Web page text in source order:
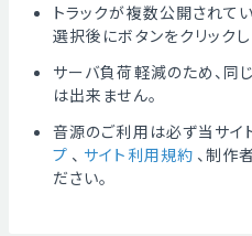
トラックが複数公開されて
選択後にボタンをクリックし
サーバ負荷軽減のため、同
は出来ません。
音源のご利用は必ず当サイ
プ 、 サイト利用規約 、制作
ださい。